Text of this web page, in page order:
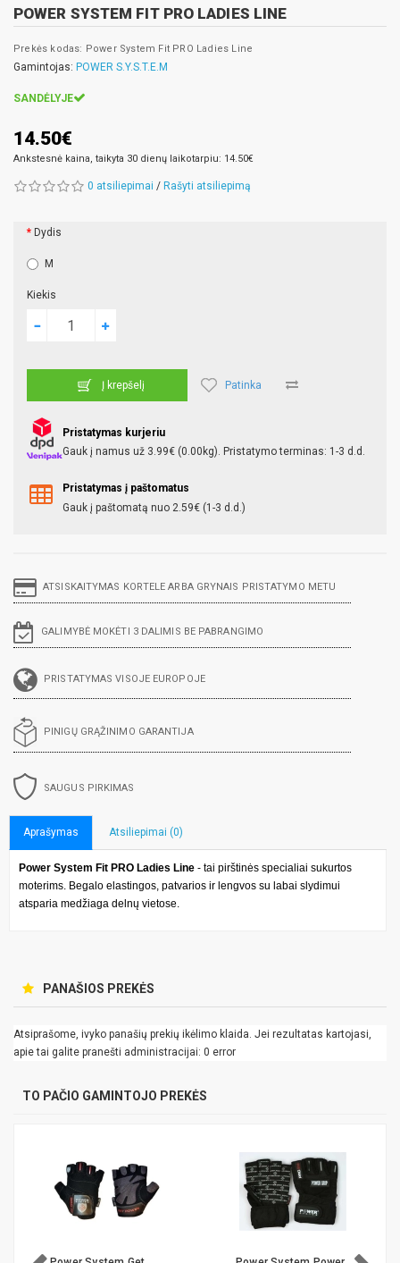
POWER SYSTEM FIT PRO LADIES LINE
Prekės kodas: Power System Fit PRO Ladies Line
Gamintojas: POWER S.Y.S.T.E.M
SANDĖLYJE
14.50€
Ankstesnė kaina, taikyta 30 dienų laikotarpiu: 14.50€
0 atsiliepimai / Rašyti atsiliepimą
Dydis
M
Kiekis
Į krepšelį Patinka
Pristatymas kurjeriu
Gauk į namus už 3.99€ (0.00kg). Pristatymo terminas: 1-3 d.d.
Pristatymas į paštomatus
Gauk į paštomatą nuo 2.59€ (1-3 d.d.)
ATSISKAITYMAS KORTELE ARBA GRYNAIS PRISTATYMO METU
GALIMYBĖ MOKĖTI 3 DALIMIS BE PABRANGIMO
PRISTATYMAS VISOJE EUROPOJE
PINIGŲ GRĄŽINIMO GARANTIJA
SAUGUS PIRKIMAS
Aprašymas Atsiliepimai (0)
Power System Fit PRO Ladies Line - tai pirštinės specialiai sukurtos
moterims. Begalo elastingos, patvarios ir lengvos su labai slydimui
atsparia medžiaga delnų vietose.
PANAŠIOS PREKĖS
Atsiprašome, ivyko panašių prekių ikėlimo klaida. Jei rezultatas kartojasi,
apie tai galite pranešti administracijai: 0 error
TO PAČIO GAMINTOJO PREKĖS